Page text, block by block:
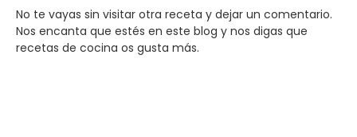
No te vayas sin visitar otra receta y dejar un comentario.
Nos encanta que estés en este blog y nos digas que
recetas de cocina os gusta más.